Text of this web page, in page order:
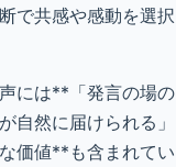
で共感や感動を選択
には**「発言の場の
自然に届けられる」
価値**も含まれてい